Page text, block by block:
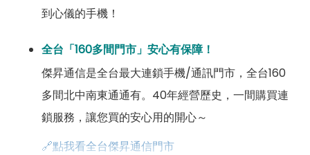
到心儀的手機！
全台「160多間門市」安心有保障！
傑昇通信是全台最大連鎖手機/通訊門市，全台160
多間北中南東通通有。40年經營歷史，一間購買連
鎖服務，讓您買的安心用的開心～
🔗點我看全台傑昇通信門市